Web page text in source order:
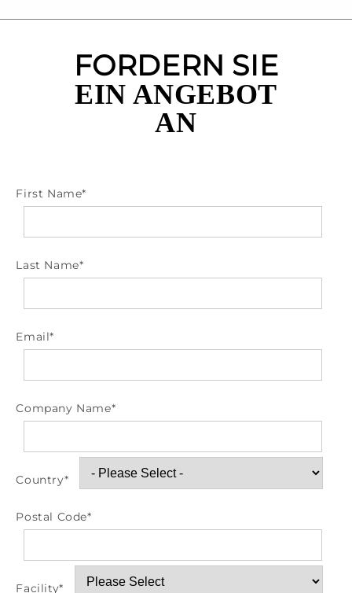
FORDERN SIE
EIN ANGEBOT
AN
First Name*
Last Name*
Email*
Company Name*
Country*
Postal Code*
Facility*